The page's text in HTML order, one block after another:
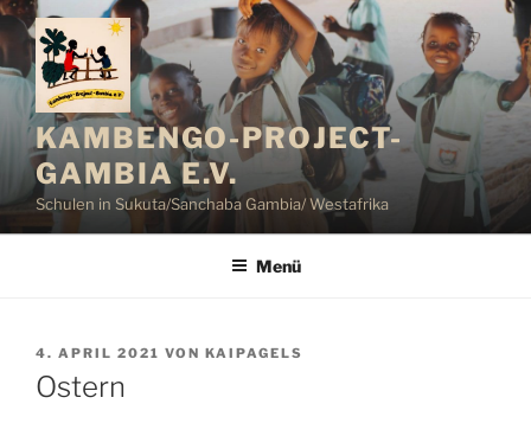
Zum
Inhalt
springen
KAMBENGO-PROJECT-
GAMBIA E.V.
Schulen in Sukuta/Sanchaba Gambia/ Westafrika
Menü
VERÖFFENTLICHT
AM
4. APRIL 2021 VON KAIPAGELS
Ostern